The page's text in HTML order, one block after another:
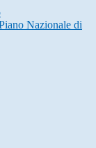
Nazionale di